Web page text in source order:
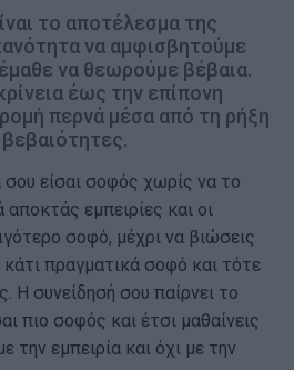
το αποτέλεσμα της
να αμφισβητούμε
να θεωρούμε βέβαια.
έως την επίπονη
περνά μέσα από τη ρήξη
βεβαιότητες.
είσαι σοφός χωρίς να το
εμπειρίες και οι
σοφό, μέχρι να βιώσεις
κάτι πραγματικά σοφό και τότε
Η συνείδησή σου παίρνει το
πιο σοφός και έτσι μαθαίνεις
την εμπειρία και όχι με την